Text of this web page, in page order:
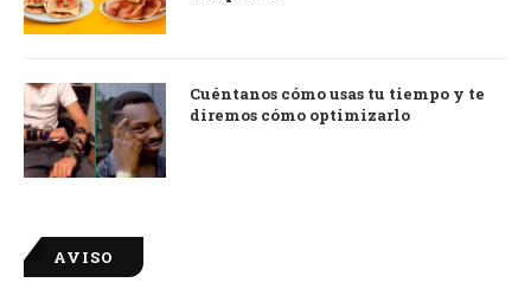
Cuéntanos cómo usas tu tiempo y te
diremos cómo optimizarlo
AVISO